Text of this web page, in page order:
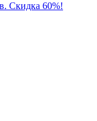
Скидка 60%!